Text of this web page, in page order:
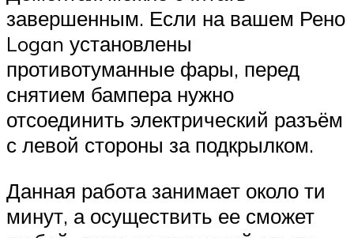
завершенным. Если на вашем Рено
Logan установлены
противотуманные фары, перед
снятием бампера нужно
отсоединить электрический разъём
с левой стороны за подкрылком.
Данная работа занимает около ти
минут, а осуществить ее сможет